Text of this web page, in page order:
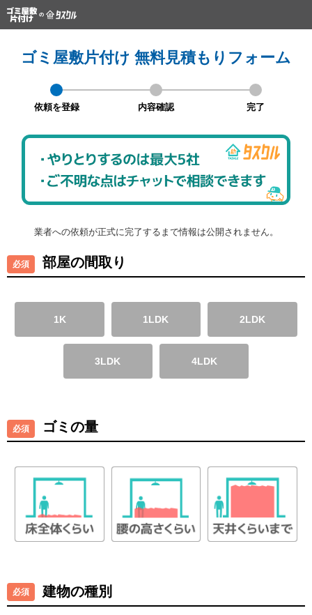
ゴミ屋敷片付け 無料見積もりフォーム
依頼を登録 内容確認 完了
業者への依頼が正式に完了するまで情報は公開されません。
部屋の間取り
1K 1LDK 2LDK
3LDK 4LDK
ゴミの量
建物の種別